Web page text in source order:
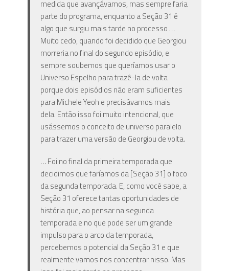
medida que avançávamos, mas sempre faria
parte do programa, enquanto a Seção 31 é
algo que surgiu mais tarde no processo …
Muito cedo, quando foi decidido que Georgiou
morreria no final do segundo episódio, e
sempre soubemos que queríamos usar o
Universo Espelho para trazê-la de volta
porque dois episódios não eram suficientes
para Michele Yeoh e precisávamos mais
dela. Então isso foi muito intencional, que
usássemos o conceito de universo paralelo
para trazer uma versão de Georgiou de volta.
… Foi no final da primeira temporada que
decidimos que faríamos da [Seção 31] o foco
da segunda temporada. E, como você sabe, a
Seção 31 oferece tantas oportunidades de
história que, ao pensar na segunda
temporada e no que pode ser um grande
impulso para o arco da temporada,
percebemos o potencial da Seção 31 e que
realmente vamos nos concentrar nisso. Mas